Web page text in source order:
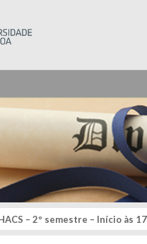
– 2º semestre – Início às